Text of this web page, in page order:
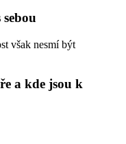
však nesmí být
a kde jsou k